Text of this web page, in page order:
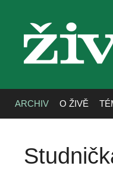
živa
ARCHIV O ŽIVĚ